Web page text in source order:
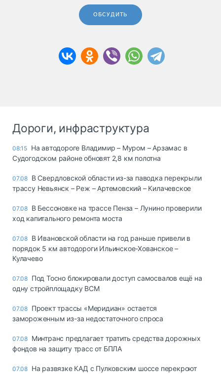
ОБСУДИТЬ
Дороги, инфраструктура
08:15 На автодороге Владимир – Муром – Арзамас в
Судогодском районе обновят 2,8 км полотна
07.08 В Свердловской области из-за паводка перекрыли
трассу Невьянск – Реж – Артемовский – Килачевское
07.08 В Бессоновке на трассе Пенза – Лунино проверили
ход капитального ремонта моста
07.08 В Ивановской области на год раньше привели в
порядок 5 км автодороги Ильинское-Хованское –
Кулачево
07.08 Под Тосно блокировали доступ самосвалов ещё на
одну стройплощадку ВСМ
07.08 Проект трассы «Меридиан» остается
замороженным из-за недостаточного спроса
07.08 Минтранс предлагает тратить средства дорожных
фондов на защиту трасс от БПЛА
07.08 На развязке КАД с Пулковским шоссе перекроют